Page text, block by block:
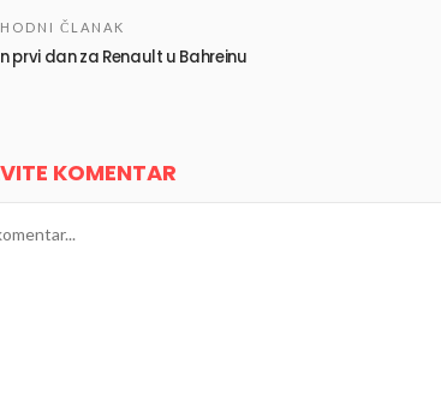
ČLANAK
prvi dan za Renault u Bahreinu
KOMENTAR